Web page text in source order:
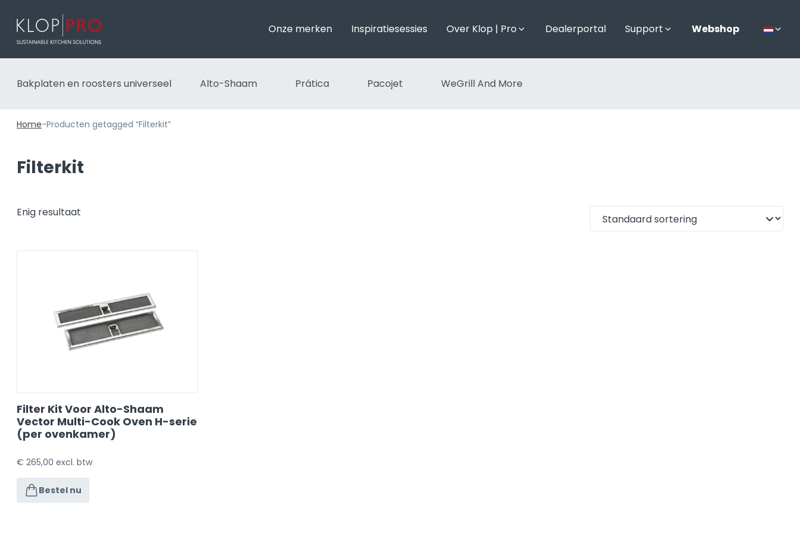
Onze merken Inspiratiesessies Over Klop | Pro Dealerportal Support Webshop
Bakplaten en roosters universeel Alto-Shaam Prática Pacojet WeGrill And More
Home-Producten getagged “Filterkit”
Filterkit
Enig resultaat
Filter Kit Voor Alto-Shaam
Vector Multi-Cook Oven H-serie
(per ovenkamer)
€ 265,00 excl. btw
Bestel nu